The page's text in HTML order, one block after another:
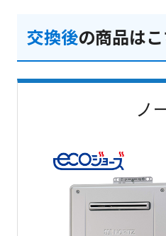
交換後の商品は
ノ